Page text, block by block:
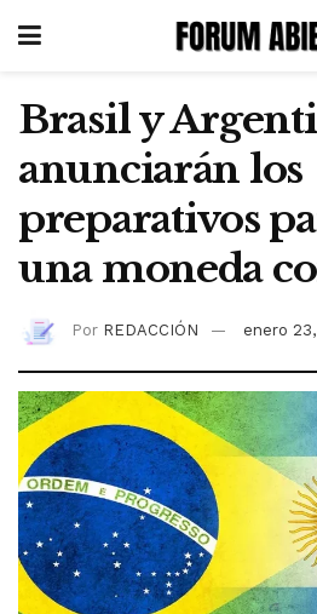
Brasil y
anunciarán los
preparativos
una moneda
Por REDACCIÓN enero